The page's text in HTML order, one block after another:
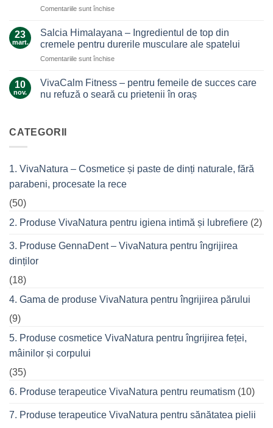
nu
lasă
la…
ne
durerile
Comentariile sunt închisepentru
secrete
ascunde
masca
antiacneică
argilă
23
mart.
Salcia Himalayana – Ingredientul de top din
cremele pentru durerile musculare ale spatelui
Comentariile sunt închisepentru
Himalayana
Ingredientul
musculare
ale
10
nov.
VivaCalm Fitness – pentru femeile de succes care
nu refuză o seară cu prietenii în oraș
VivaCalm
Fitness
de
care
seară
cu
în
oraș
CATEGORII
1. VivaNatura – Cosmetice și paste de dinți naturale, fără
parabeni, procesate la rece
(50)
2. Produse VivaNatura pentru igiena intimă și lubrefiere (2)
3. Produse GennaDent – VivaNatura pentru îngrijirea
dinților
(18)
4. Gama de produse VivaNatura pentru îngrijirea părului
(9)
5. Produse cosmetice VivaNatura pentru îngrijirea feței,
mâinilor și corpului
(35)
6. Produse terapeutice VivaNatura pentru reumatism (10)
7. Produse terapeutice VivaNatura pentru sănătatea pielii